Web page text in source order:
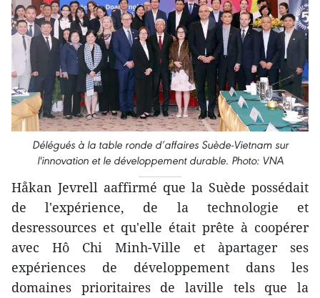
Délégués à la table ronde d’affaires Suède-Vietnam sur
l'innovation et le développement durable. Photo: VNA
Håkan Jevrell aaffirmé que la Suède possédait
de l'expérience, de la technologie et
desressources et qu'elle était prête à coopérer
avec Hô Chi Minh-Ville et àpartager ses
expériences de développement dans les
domaines prioritaires de laville tels que la